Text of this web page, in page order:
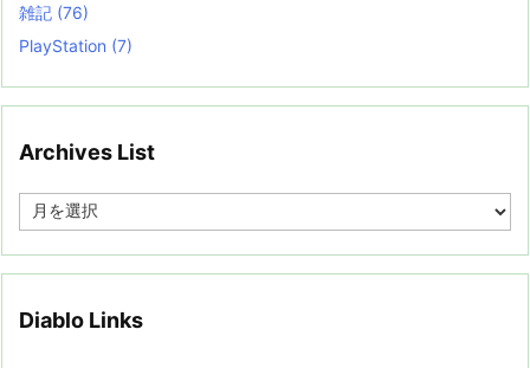
雑記 (76)
PlayStation (7)
Archives List
e
Diablo Links